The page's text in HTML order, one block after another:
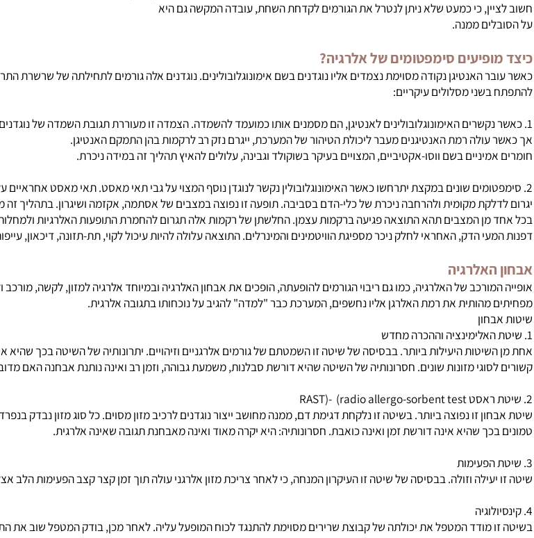
כבעיה אלרגית קלאסית ופוגעת בחלקים נרחבים של הציבור.
האבקנים והזרעים גורמים לתגובה חיסונית אלרגית בדרכי הנשימה והתוצאה - דלקות מקומיות הגורמות לעיטוש, עיניים
כי כמעט שלא ניתן לנטרל את הגורמים לקדחת השחת, עובדה המקשה גם היא
סימפטומים שלאלרגיה?
האנטיגן נקודה מסוימת נצמדים אליו נוגדנים בשם אימונוגלובולינים. נוגדנים אלה גורמים לתחילתה של שרשרת
האימונוגלובולינים לאנטיגן, הם מסמנים אותו כמועמד להשמדה. הצמדה זו מעוררת תגובת השמדה של נוגדנים
רמת האנטיגנים מעבר ליכולת הטיהור של המערכת, ייגרם נזק רב לרקמות בהן התמקם האנטיגן.
בשם ווסו-אקטיביים, המצויים בעיקר בשוקולד וגבינה, עלולים להאיץ תהליך זה במידה ניכרת.
שונים במקצת יתרחשו כאשר האימונוגלובולין נקשר לנוגדן נוסף המצוי על גבי תאי מאסט. תאי מאסט אחראיים על
מקומית ולהרחבה ניכרת של כלי-הדם בסביבה. תופעה זו נפוצה במצבים של אסתמה, אקזמה ושיגרון. בתהליך זה
המצבים תהא התוצאה פגיעה ברקמות עצמן. החלשתן של רקמות אלה תגרום להחמרת התופעות האלרגיות ולמחלות
הדק, האחראי לחלק ניכר מספיגת הוויטמינים והמינרלים. התוצאה עלולה להיות עיכול לקוי, תת-תזונה, דיכאון, עייפות
מהותית את רמת האלרגן אליו נחשפים, המערכת כבר "למדה" להגיב על נוכחותו בתגובה אלרגית.
מזונות שונים. חסרונותיה של השיטה שהיא דורשת סבלנות, משמעת גבוהה, וזמן רב ואינה נותנת אבחנה האם מדובר
זו נפוצה ביותר. בשיטה זו נלקחת דגימת דם, ממנה מחושב ייצור נוגדנים לרכיב מזון מסוים. כל סוג מזון נבדק
שהיא אינה דורשת זמן ואינה כואבת. חסרונותיה: היא יקרה מאוד ואינה מאבחנת תגובה שאינה אלרגית.